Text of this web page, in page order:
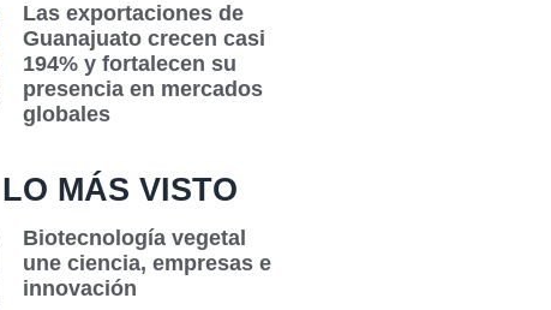
Las exportaciones de
Guanajuato crecen casi
194% y fortalecen su
presencia en mercados
globales
LO MÁS VISTO
Biotecnología vegetal
une ciencia, empresas e
innovación